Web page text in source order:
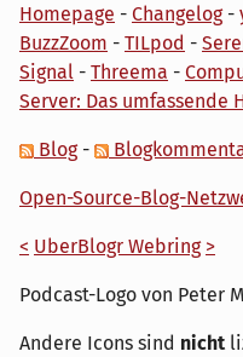
Homepage - Changelog-
BuzzZoom - TILpod -
Signal - Threema -
Server: Das umfassende
Blog-
Open-Source-Blog-
< UberBlogr Webring >
Podcast-Logo von Peter
Andere Icons sind nicht